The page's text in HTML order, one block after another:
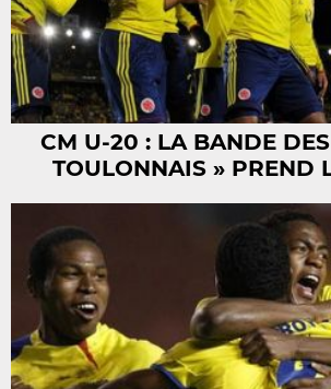
CM U-20 : LA BANDE
TOULONNAIS » PREND